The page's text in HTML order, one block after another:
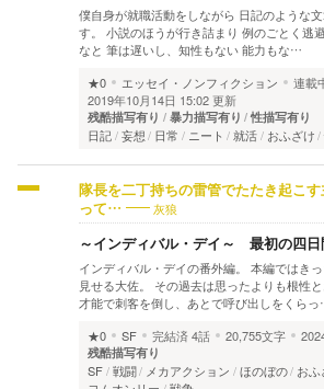
僕自身が就職活動をしながら 日記のような
す。 小説のほうが行き詰まり 例のごとく逃
なと 筆は遅いし、知性もない 能力もな…
★0
エッセイ・ノンフィクション 連載
2019年10月14日 15:02 更新
残酷描写有り 暴力描写有り 性描写有り
日記 妄想 日常 ニート 就活 おふざけ
隊長を二丁持ちの雷管でたたき起こ
って…
灰狼
～インディバル・デイ～ 最初の四日
インディバル・デイの番外編。 本編ではき
見せる大佐。 その過去は思ったよりも根性
才能で刺客を倒し、あとで呼び出しをくら
★0
SF 完結済4話 20,755文字
残酷描写有り
SF 戦闘 メカアクション ほのぼの おふ